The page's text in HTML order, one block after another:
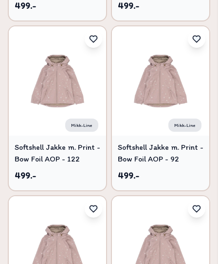
499.- 499.-
Mikk-Line
Softshell Jakke m. Print -
Bow Foil AOP - 122
499.-
Mikk-Line
Softshell Jakke m. Print -
Bow Foil AOP - 92
499.-